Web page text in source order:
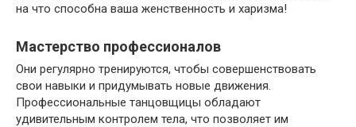
на что способна ваша женственность и харизма!
Мастерство профессионалов
Они регулярно тренируются, чтобы совершенствовать
свои навыки и придумывать новые движения.
Профессиональные танцовщицы обладают
удивительным контролем тела, что позволяет им